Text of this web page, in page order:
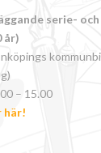
serie-
år)
– 15.00
här!